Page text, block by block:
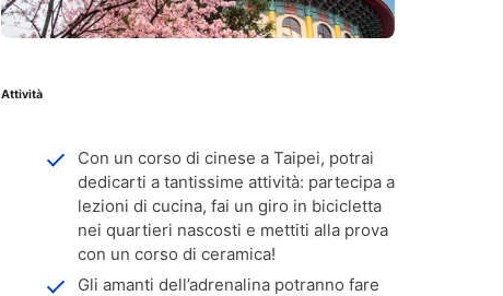
Attività
Con un corso di cinese a Taipei, potrai
dedicarti a tantissime attività: partecipa a
lezioni di cucina, fai un giro in bicicletta
nei quartieri nascosti e mettiti alla prova
con un corso di ceramica!
Gli amanti dell’adrenalina potranno fare